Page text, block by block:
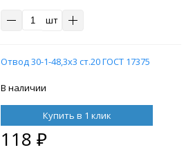
шт
Отвод 30-1-48,3х3 ст.20 ГОСТ 17375
В наличии
Купить в 1 клик
118 ₽